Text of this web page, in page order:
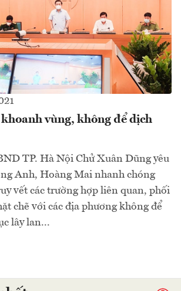
vùng, không để dịch
TP. Hà Nội Chử Xuân Dũng yêu
Anh, Hoàng Mai nhanh chóng
vết các trường hợp liên quan, phối
chẽ với các địa phương không để
lây lan...